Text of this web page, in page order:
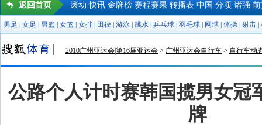
返回首页 滚动 快讯 金牌榜 赛程赛果 转播表 中国 分项 诸强
男足 女足 男篮 女篮 女排 田径 游泳 跳水 乒乓球 羽毛球 网球 体操 射击
2010广州亚运会|第16届亚运会 > 广州亚运会自行车 > 自行车动
公路个人计时赛韩国揽男女冠
牌